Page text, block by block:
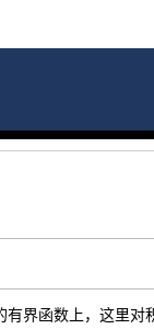
界函数上，这里对